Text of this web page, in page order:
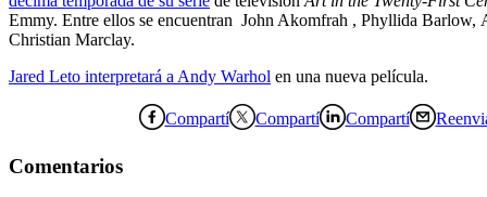
Emmy. Entre ellos se encuentran John Akomfrah , Phyllida Barlow,
Christian Marclay.
Jared Leto interpretará a Andy Warhol en una nueva película.
Compartí Compartí Compartí
Comentarios